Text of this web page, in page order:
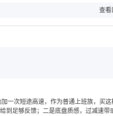
查看
一次短途高速，作为普通上班族，
足够反馈；二是底盘质感，过减速